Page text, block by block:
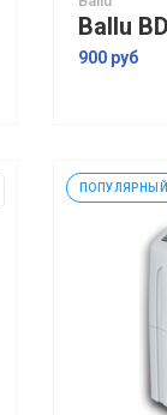
900 руб
ПОПУЛЯРНЫЙ